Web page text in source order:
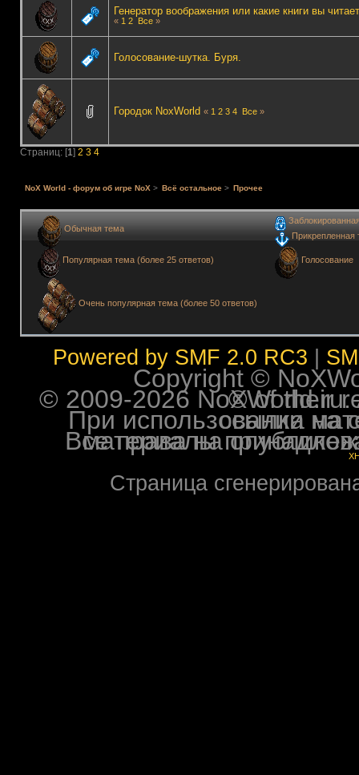
Генератор воображения или какие книги вы
« 1 2 Все»
Голосование-шутка. Буря.
Городок NoxWorld « 1 2 3 4 Все»
Страниц: [1] 2 3 4
NoX World - форум об игре NoX> Всё остальное > Прочее
Обычная тема
Популярная тема (более 25 ответов)
Очень популярная тема (более 50 ответов)
Прикрепленная
Голосование
Powered by SMF 2.0 RC3
Copyright ©
© 2009-2026 NoXWorld.ru. All
При использовании
Все права на опубликованные на форуме
Страница